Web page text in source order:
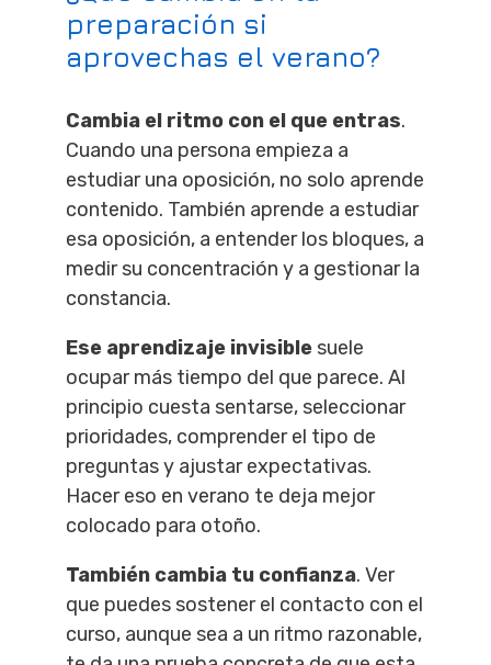
preparación si
aprovechas el verano?
Cambia el ritmo con el que entras.
Cuando una persona empieza a
estudiar una oposición, no solo aprende
contenido. También aprende a estudiar
esa oposición, a entender los bloques, a
medir su concentración y a gestionar la
constancia.
Ese aprendizaje invisible suele
ocupar más tiempo del que parece. Al
principio cuesta sentarse, seleccionar
prioridades, comprender el tipo de
preguntas y ajustar expectativas.
Hacer eso en verano te deja mejor
colocado para otoño.
También cambia tu confianza. Ver
que puedes sostener el contacto con el
curso, aunque sea a un ritmo razonable,